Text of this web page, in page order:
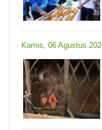
Kamis, 06 Agustus